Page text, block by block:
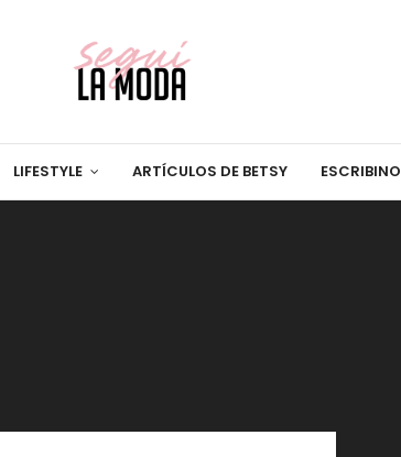
LIFESTYLE ARTÍCULOS DE BETSY